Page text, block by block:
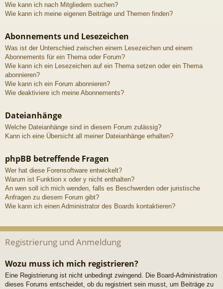
Wie kann ich nach Mitgliedern suchen?
Wie kann ich meine eigenen Beiträge und Themen finden?
Abonnements und Lesezeichen
Was ist der Unterschied zwischen einem Lesezeichen und einem
Abonnements für ein Thema oder Forum?
Wie kann ich ein Lesezeichen auf ein Thema setzen oder ein Thema
abonnieren?
Wie kann ich ein Forum abonnieren?
Wie deaktiviere ich meine Abonnements?
Dateianhänge
Welche Dateianhänge sind in diesem Forum zulässig?
Kann ich eine Übersicht all meiner Dateianhänge erhalten?
phpBB betreffende Fragen
Wer hat diese Forensoftware entwickelt?
Warum ist Funktion x oder y nicht enthalten?
An wen soll ich mich wenden, falls es Beschwerden oder juristische
Anfragen zu diesem Forum gibt?
Wie kann ich einen Administrator des Boards kontaktieren?
Registrierung und Anmeldung
Wozu muss ich mich registrieren?
Eine Registrierung ist nicht unbedingt zwingend. Die Board-Administration
dieses Forums entscheidet, ob du registriert sein musst, um Beiträge zu